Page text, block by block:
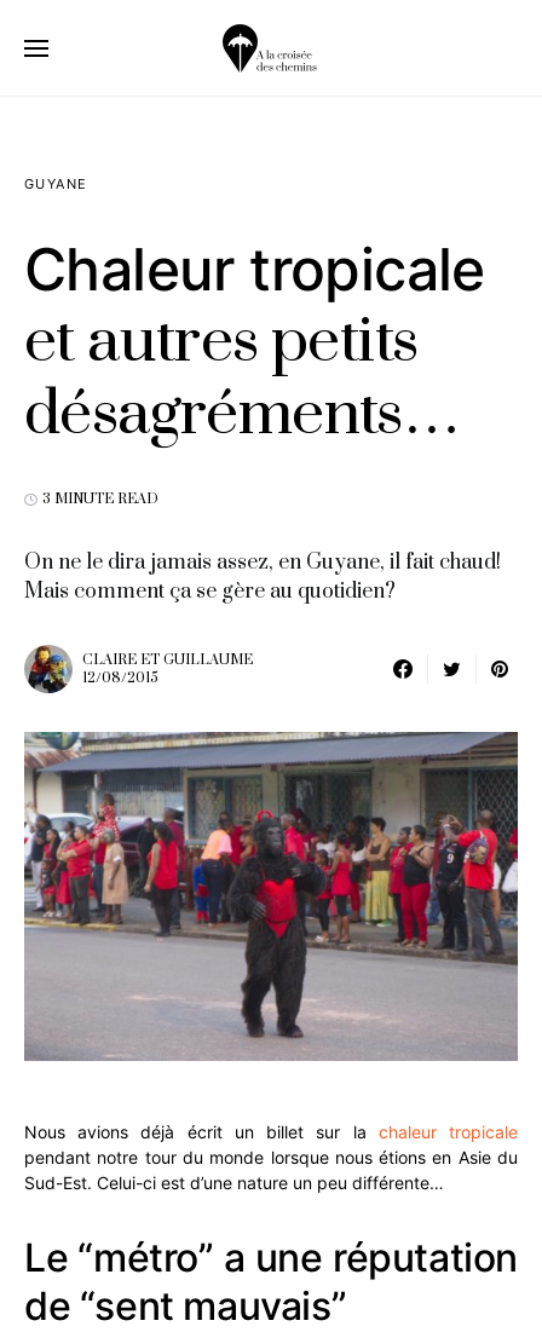
GUYANE
Chaleur tropicale
et autres petits
désagréments…
3 MINUTE READ
On ne le dira jamais assez, en Guyane, il fait chaud!
Mais comment ça se gère au quotidien?
CLAIRE ET GUILLAUME
12/08/2015
Nous avions déjà écrit un billet sur la chaleur tropicale
pendant notre tour du monde lorsque nous étions en Asie du
Sud-Est. Celui-ci est d’une nature un peu différente…
Le “métro” a une réputation
de “sent mauvais”